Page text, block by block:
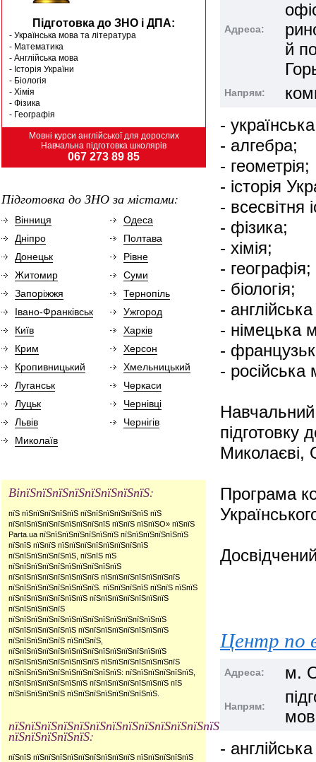
Адреса:
й
Напрям:
-
- алгебра;
- геометрія;
- історія
- всесвітня
- фізика;
- хімія;
- географія;
- біологія;
-
- німецька
-
- російська
підготовку
Миколаєві,
Програма
Центр по
Адреса: м.
Напрям:
-
Підготовка до ЗНО і ДПА:
- Українська мова та література
- Математика
- Англійська мова
- Історія України
- Біологія
- Хімія
- Фізика
- Географія
Мовні курси англійської для дорослих
Навчальна підготовка школярів
067 273 89 85
Підготовка до ЗНО за містами:
Вінниця
Дніпро
Донецьк
Житомир
Запоріжжя
Івано-Франківськ
Київ
Крим
Кропивницький
Луганськ
Луцьк
Львів
Миколаїв
Одеса
Полтава
Рівне
Суми
Тернопіль
Ужгород
Харків
Херсон
Хмельницький
Черкаси
Чернівці
Чернігів
ВіпїЅпїЅпїЅпїЅпїЅпїЅпїЅпїЅ:
пїЅ пїЅпїЅпїЅпїЅпїЅ пїЅпїЅпїЅпїЅпїЅпїЅ пїЅ
пїЅпїЅпїЅпїЅпїЅпїЅпїЅпїЅпїЅ пїЅпїЅ пїЅпїЅО» пїЅпїЅ
Parta.ua пїЅпїЅпїЅпїЅпїЅпїЅпїЅ пїЅпїЅпїЅпїЅпїЅпїЅ
пїЅпїЅ пїЅпїЅ пїЅпїЅпїЅпїЅпїЅпїЅпїЅпїЅ
пїЅпїЅпїЅпїЅпїЅпїЅ, пїЅпїЅ пїЅ
пїЅпїЅпїЅпїЅпїЅпїЅпїЅпїЅпїЅпїЅ
пїЅпїЅпїЅпїЅпїЅпїЅпїЅпїЅ пїЅпїЅпїЅпїЅпїЅпїЅпїЅ
пїЅпїЅпїЅпїЅпїЅпїЅпїЅпїЅ. пїЅпїЅпїЅпїЅ пїЅпїЅ пїЅпїЅ
пїЅпїЅпїЅпїЅпїЅпїЅпїЅ пїЅпїЅпїЅпїЅпїЅпїЅпїЅ
пїЅпїЅпїЅпїЅпїЅ
пїЅпїЅпїЅпїЅпїЅпїЅпїЅпїЅпїЅпїЅпїЅпїЅпїЅпїЅ
пїЅпїЅпїЅпїЅпїЅпїЅ пїЅпїЅпїЅпїЅпїЅпїЅпїЅпїЅ
пїЅпїЅпїЅпїЅпїЅ пїЅпїЅпїЅ,
пїЅпїЅпїЅпїЅпїЅпїЅпїЅпїЅпїЅпїЅпїЅпїЅпїЅпїЅ
пїЅпїЅпїЅпїЅпїЅпїЅпїЅпїЅ пїЅпїЅпїЅпїЅпїЅпїЅпїЅ
пїЅпїЅпїЅпїЅпїЅпїЅпїЅпїЅпїЅпїЅ: пїЅпїЅпїЅпїЅпїЅпїЅ,
пїЅпїЅпїЅпїЅпїЅпїЅпїЅ пїЅпїЅпїЅпїЅпїЅпїЅпїЅ пїЅ
пїЅпїЅпїЅпїЅпїЅ пїЅпїЅпїЅпїЅпїЅпїЅпїЅпїЅ.
пїЅпїЅпїЅпїЅпїЅпїЅпїЅпїЅпїЅпїЅпїЅпїЅпїЅ
пїЅпїЅпїЅпїЅпїЅ:
пїЅпїЅ пїЅпїЅпїЅпїЅпїЅпїЅпїЅпїЅпїЅ пїЅпїЅпїЅпїЅпїЅ